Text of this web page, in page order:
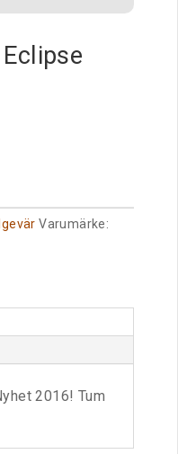
Varumärke:
2016! Tum